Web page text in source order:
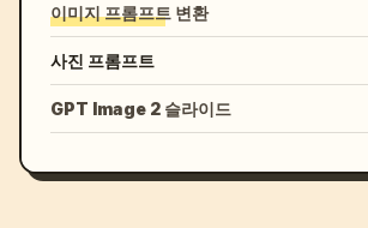
이미지 프롬프트 변환
사진 프롬프트
GPT Image 2 슬라이드